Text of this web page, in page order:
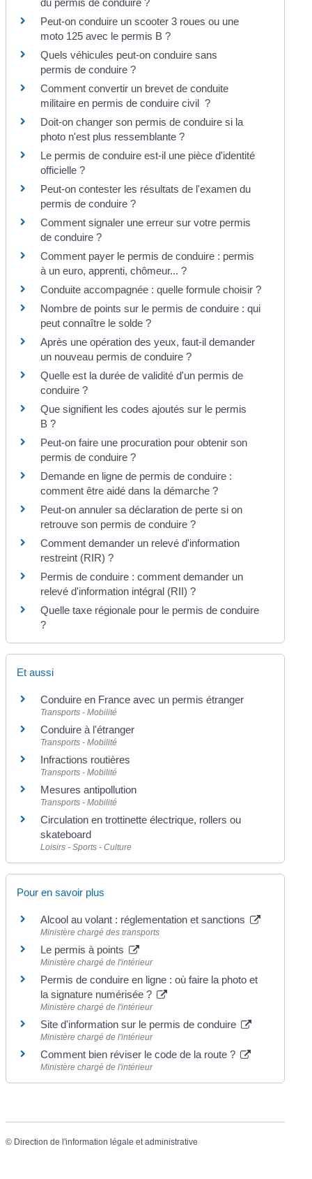
du permis de conduire ?
Peut-on conduire un scooter 3 roues ou une
moto 125 avec le permis B ?
Quels véhicules peut-on conduire sans
permis de conduire ?
Comment convertir un brevet de conduite
militaire en permis de conduire civil ?
Doit-on changer son permis de conduire si la
photo n'est plus ressemblante ?
Le permis de conduire est-il une pièce d'identité
officielle ?
Peut-on contester les résultats de l'examen du
permis de conduire ?
Comment signaler une erreur sur votre permis
de conduire ?
Comment payer le permis de conduire : permis
à un euro, apprenti, chômeur... ?
Conduite accompagnée : quelle formule choisir ?
Nombre de points sur le permis de conduire : qui
peut connaître le solde ?
Après une opération des yeux, faut-il demander
un nouveau permis de conduire ?
Quelle est la durée de validité d'un permis de
conduire ?
Que signifient les codes ajoutés sur le permis
B ?
Peut-on faire une procuration pour obtenir son
permis de conduire ?
Demande en ligne de permis de conduire :
comment être aidé dans la démarche ?
Peut-on annuler sa déclaration de perte si on
retrouve son permis de conduire ?
Comment demander un relevé d'information
restreint (RIR) ?
Permis de conduire : comment demander un
relevé d'information intégral (RII) ?
Quelle taxe régionale pour le permis de conduire
?
Et aussi
Conduire en France avec un permis étranger
Transports - Mobilité
Conduire à l'étranger
Transports - Mobilité
Infractions routières
Transports - Mobilité
Mesures antipollution
Transports - Mobilité
Circulation en trottinette électrique, rollers ou
skateboard
Loisirs - Sports - Culture
Pour en savoir plus
Alcool au volant : réglementation et sanctions
Ministère chargé des transports
Le permis à points
Ministère chargé de l'intérieur
Permis de conduire en ligne : où faire la photo et
la signature numérisée ?
Ministère chargé de l'intérieur
Site d'information sur le permis de conduire
Ministère chargé de l'intérieur
Comment bien réviser le code de la route ?
Ministère chargé de l'intérieur
© Direction de l'information légale et administrative